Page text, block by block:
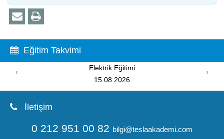
Eğitim Takvimi
PIC Programlama Eğitimi
08.08.2026
‹ ›
İletişim
0 212 951 00 82 bilgi@teslaakademi.com